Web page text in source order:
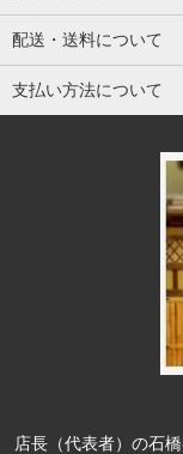
配送・送料について
支払い方法について
店長（代表者）の石